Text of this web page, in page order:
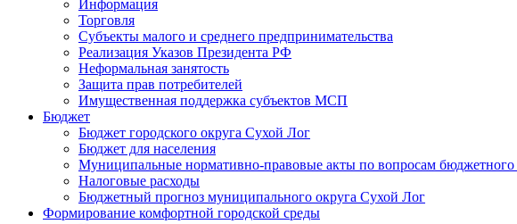
Информация
Торговля
Субъекты малого и среднего предпринимательства
Реализация Указов Президента РФ
Неформальная занятость
Защита прав потребителей
Имущественная поддержка субъектов МСП
Бюджет
Бюджет городского округа Сухой Лог
Бюджет для населения
Муниципальные нормативно-правовые акты по вопросам бюджетного
Налоговые расходы
Бюджетный прогноз муниципального округа Сухой Лог
Формирование комфортной городской среды